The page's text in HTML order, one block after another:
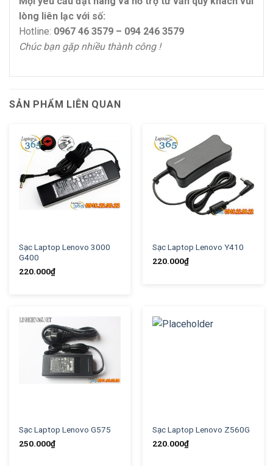
lòng liên lạc với số:
Hotline: 0967 46 3579 – 094 246 3579
Chúc bạn gặp nhiều thành công !
SẢN PHẨM LIÊN QUAN
Sạc Laptop Lenovo 3000
G400
220.000₫
Sạc Laptop Lenovo Y410
220.000₫
Sạc Laptop Lenovo G575
250.000₫
Sạc Laptop Lenovo Z560G
220.000₫